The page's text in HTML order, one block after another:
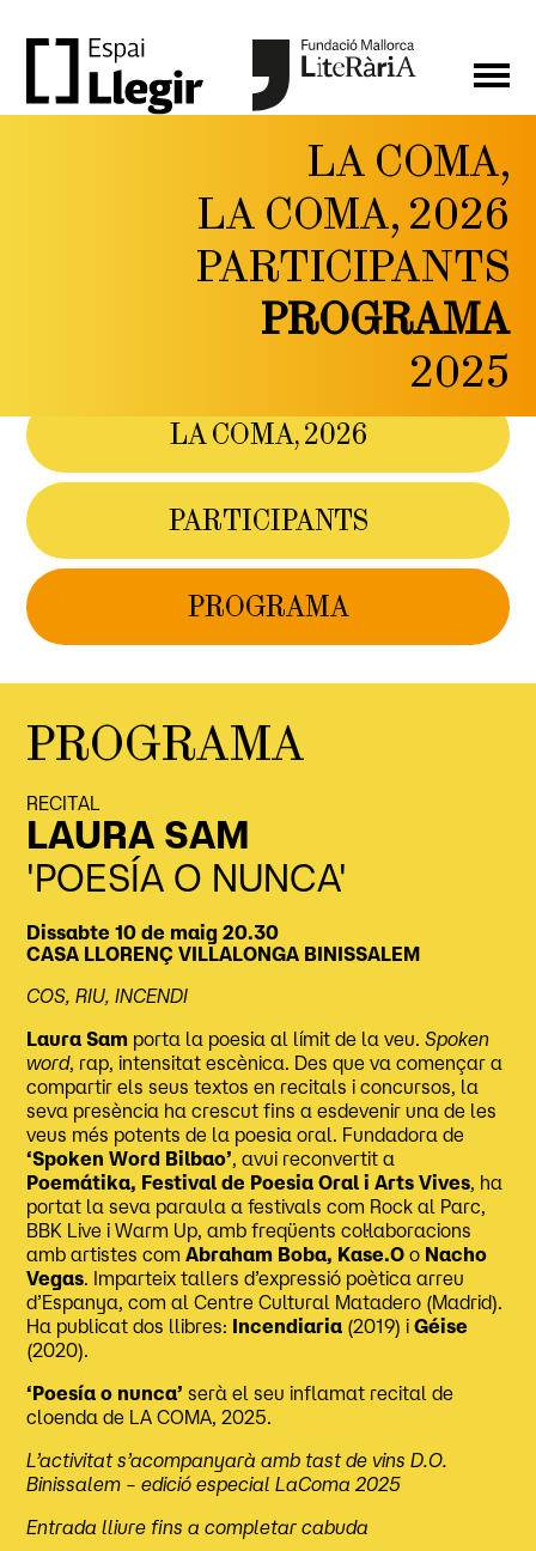
LA COMA,
LA COMA, 2026
PARTICIPANTS
PROGRAMA
2025
FESTIVAL DE LITERATURA
I PENSAMENT CONTEMPORANI
LA COMA, 2026
PARTICIPANTS
PROGRAMA
PROGRAMA
RECITAL
LAURA SAM
'POESÍA O NUNCA'
Dissabte 10 de maig 20.30
CASA LLORENÇ VILLALONGA BINISSALEM
COS, RIU, INCENDI
Laura Sam porta la poesia al límit de la veu.Spoken
word, rap, intensitat escènica. Des que va començar a
compartir els seus textos en recitals i concursos, la
seva presència ha crescut fins a esdevenir una de les
veus més potents de la poesia oral. Fundadora de
‘Spoken Word Bilbao’ , avui reconvertit a
Poemátika, Festival de Poesia Oral i Arts Vives , ha
portat la seva paraula a festivals com Rock al Parc,
BBK Live i Warm Up, amb freqüents col·laboracions
amb artistes com Abraham Boba, Kase.Oo Nacho
Vegas . Imparteix tallers d’expressió poètica arreu
d’Espanya, com al Centre Cultural Matadero (Madrid).
Ha publicat dos llibres: Incendiaria (2019) iGéise
(2020).
‘Poesía o nunca’ serà el seu inflamat recital de
cloenda de LA COMA, 2025.
L’activitat s’acompanyarà amb tast de vins D.O.
Binissalem – edició especial LaComa 2025
Entrada lliure fins a completar cabuda